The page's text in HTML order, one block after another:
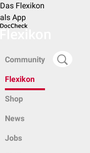
Das Flexikon
als App
Community
Flexikon
Shop
News
Jobs